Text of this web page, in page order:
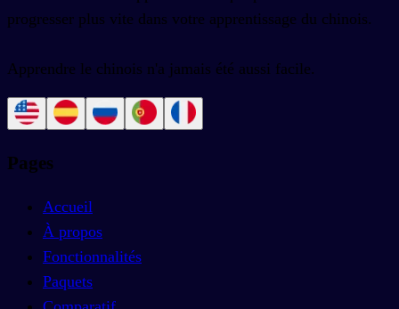
progresser plus vite dans votre apprentissage du chinois.
Apprendre le chinois n'a jamais été aussi facile.
Pages
Accueil
À propos
Fonctionnalités
Paquets